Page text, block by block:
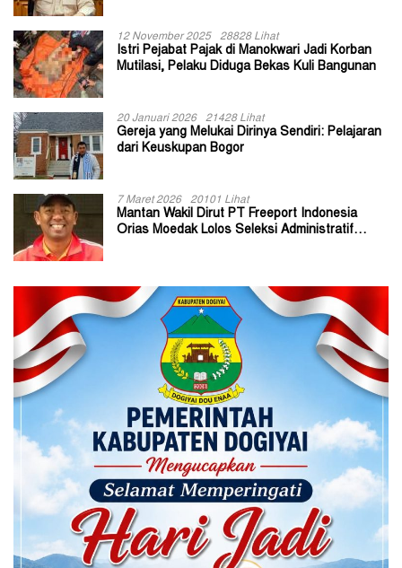
12 November 2025 28828 Lihat
Istri Pejabat Pajak di Manokwari Jadi Korban
Mutilasi, Pelaku Diduga Bekas Kuli Bangunan
20 Januari 2026 21428 Lihat
Gereja yang Melukai Dirinya Sendiri: Pelajaran
dari Keuskupan Bogor
7 Maret 2026 20101 Lihat
Mantan Wakil Dirut PT Freeport Indonesia
Orias Moedak Lolos Seleksi Administratif